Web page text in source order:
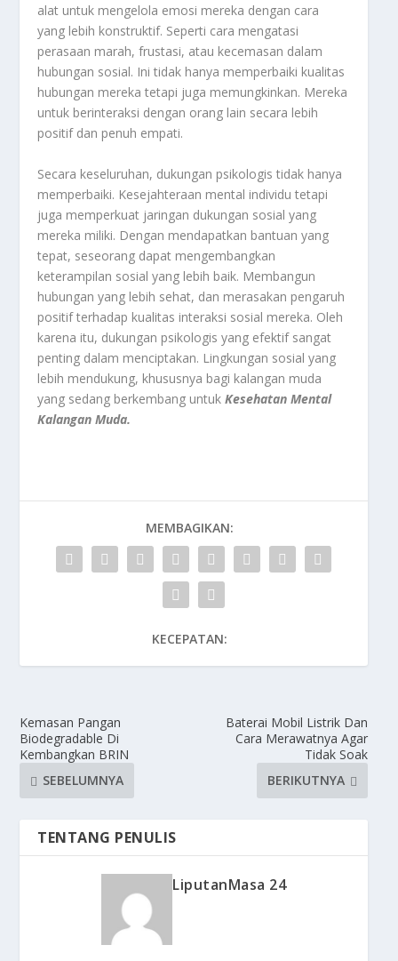
alat untuk mengelola emosi mereka dengan cara
yang lebih konstruktif. Seperti cara mengatasi
perasaan marah, frustasi, atau kecemasan dalam
hubungan sosial. Ini tidak hanya memperbaiki kualitas
hubungan mereka tetapi juga memungkinkan. Mereka
untuk berinteraksi dengan orang lain secara lebih
positif dan penuh empati.
Secara keseluruhan, dukungan psikologis tidak hanya
memperbaiki. Kesejahteraan mental individu tetapi
juga memperkuat jaringan dukungan sosial yang
mereka miliki. Dengan mendapatkan bantuan yang
tepat, seseorang dapat mengembangkan
keterampilan sosial yang lebih baik. Membangun
hubungan yang lebih sehat, dan merasakan pengaruh
positif terhadap kualitas interaksi sosial mereka. Oleh
karena itu, dukungan psikologis yang efektif sangat
penting dalam menciptakan. Lingkungan sosial yang
lebih mendukung, khususnya bagi kalangan muda
yang sedang berkembang untukKesehatan Mental
Kalangan Muda.
MEMBAGIKAN:
KECEPATAN:
Kemasan Pangan
Biodegradable Di
Kembangkan BRIN
SEBELUMNYA
Baterai Mobil Listrik Dan
Cara Merawatnya Agar
Tidak Soak
BERIKUTNYA
TENTANG PENULIS
LiputanMasa 24